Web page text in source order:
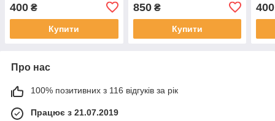
400 ₴
Купити
850₴
Купити
400
Про нас
100% позитивних з 116 відгуків за рік
Працює з 21.07.2019